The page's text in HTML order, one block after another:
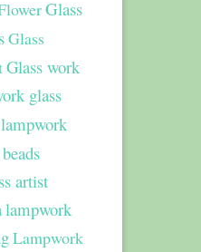
Glass
Glass
Glass work
glass
lampwork
artist
lampwork
Lampwork